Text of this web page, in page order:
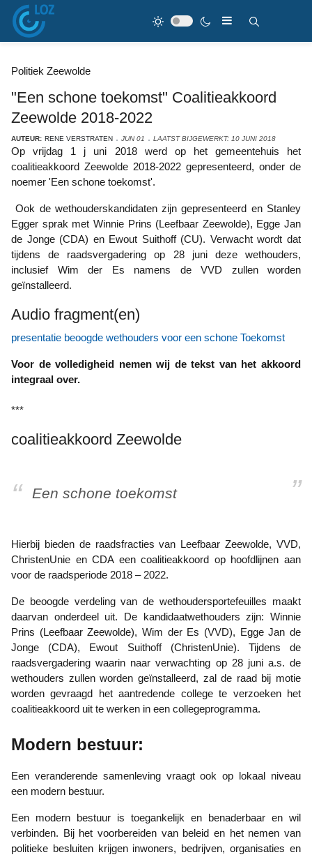
Politiek Zeewolde
"Een schone toekomst" Coalitieakkoord
Zeewolde 2018-2022
AUTEUR: RENE VERSTRATEN JUN 01 LAATST BIJGEWERKT: 10 JUNI 2018
Op vrijdag 1 j uni 2018 werd op het gemeentehuis het
coalitieakkoord Zeewolde 2018-2022 gepresenteerd, onder de
noemer 'Een schone toekomst'.
Ook de wethouderskandidaten zijn gepresenteerd en Stanley
Egger sprak met Winnie Prins (Leefbaar Zeewolde), Egge Jan
de Jonge (CDA) en Ewout Suithoff (CU). Verwacht wordt dat
tijdens de raadsvergadering op 28 juni deze wethouders,
inclusief Wim der Es namens de VVD zullen worden
geïnstalleerd.
Audio fragment(en)
presentatie beoogde wethouders voor een schone Toekomst
Voor de volledigheid nemen wij de tekst van het akkoord
integraal over.
***
coalitieakkoord Zeewolde
Een schone toekomst
Hierbij bieden de raadsfracties van Leefbaar Zeewolde, VVD,
ChristenUnie en CDA een coalitieakkoord op hoofdlijnen aan
voor de raadsperiode 2018 – 2022.
De beoogde verdeling van de wethoudersportefeuilles maakt
daarvan onderdeel uit. De kandidaatwethouders zijn: Winnie
Prins (Leefbaar Zeewolde), Wim der Es (VVD), Egge Jan de
Jonge (CDA), Ewout Suithoff (ChristenUnie). Tijdens de
raadsvergadering waarin naar verwachting op 28 juni a.s. de
wethouders zullen worden geïnstalleerd, zal de raad bij motie
worden gevraagd het aantredende college te verzoeken het
coalitieakkoord uit te werken in een collegeprogramma.
Modern bestuur:
Een veranderende samenleving vraagt ook op lokaal niveau
een modern bestuur.
Een modern bestuur is toegankelijk en benaderbaar en wil
verbinden. Bij het voorbereiden van beleid en het nemen van
politieke besluiten krijgen inwoners, bedrijven, organisaties en